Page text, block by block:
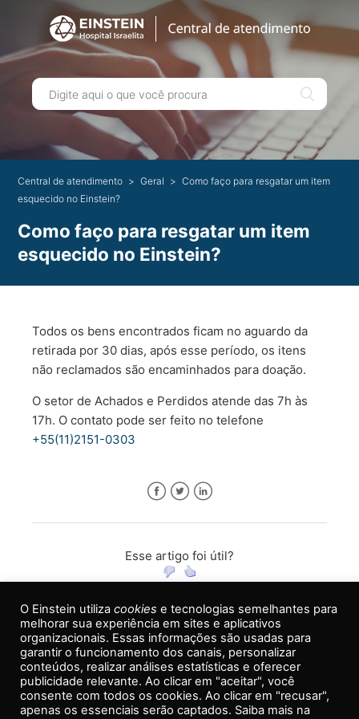
Central de atendimento Geral
Como faço para resgatar um item
esquecido no Einstein?
Como faço para resgatar um item
esquecido no Einstein?
Todos os bens encontrados ficam no aguardo da
retirada por 30 dias, após esse período, os itens
não reclamados são encaminhados para doação.
O setor de Achados e Perdidos atende das 7h às
17h. O contato pode ser feito no telefone
+55(11)2151-0303
Esse artigo foi útil?
Voltar ao topo
O Einstein utiliza cookies e tecnologias semelhantes para
melhorar sua experiência em sites e aplicativos
organizacionais. Essas informações são usadas para
garantir o funcionamento dos canais, personalizar
conteúdos, realizar análises estatísticas e oferecer
publicidade relevante. Ao clicar em "aceitar", você
consente com todos os cookies. Ao clicar em "recusar",
apenas os essenciais serão captados. Saiba mais na